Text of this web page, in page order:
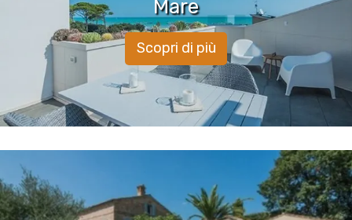
Mare
Scopri di più